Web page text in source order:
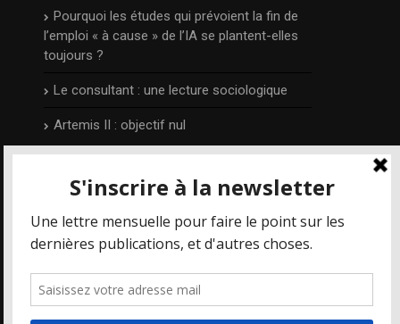
Pourquoi les études qui prévoient la fin de
l’emploi « à cause » de l’IA se plantent-elles
toujours ?
Le consultant : une lecture sociologique
Artemis II : objectif nul
Publié et édité par Irénée Régnauld,Mais où
va le web ?est un blog qui prend part aux
nouvelles technologies et le numérique en
particulier, depuis 2014.